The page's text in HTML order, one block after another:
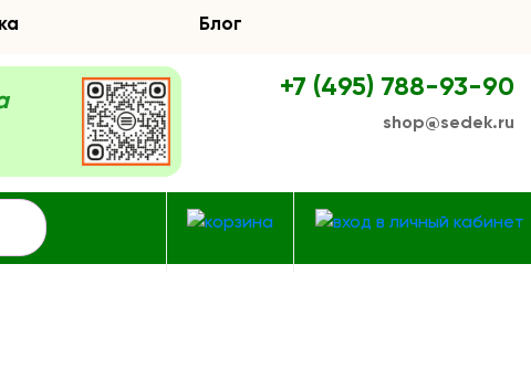
Блог
+7 (495) 788-93-90
shop@sedek.ru